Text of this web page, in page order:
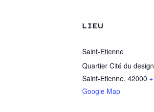
LIEU
Saint-Etienne
Quartier Cité du design
Saint-Etienne, 42000 +
Google Map